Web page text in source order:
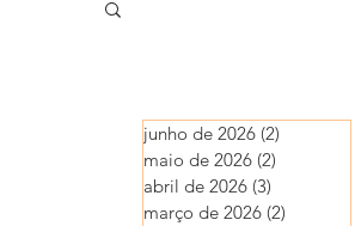
junho de 2026 (2)
maio de 2026 (2)
abril de 2026 (3)
março de 2026 (2)